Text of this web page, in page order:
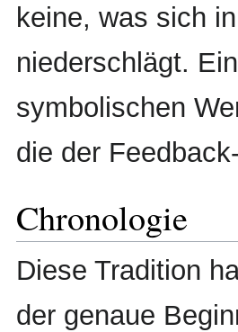
keine, was sich
niederschlägt.
symbolischen
die der
Chronologie
Diese Tradition
der genaue